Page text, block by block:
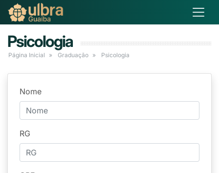
Psicologia
Página Inicial Graduação Psicologia
Nome
RG